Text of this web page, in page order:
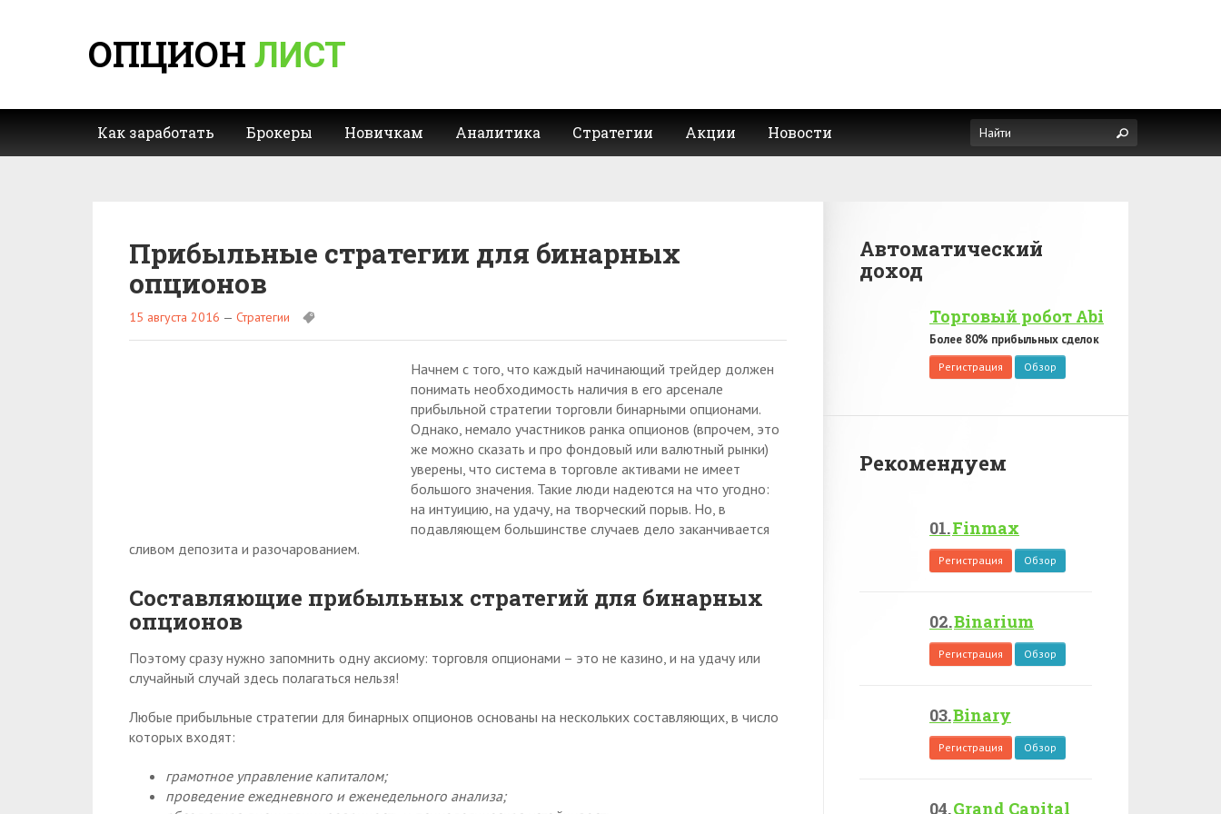
ОПЦИОН ЛИСТ
Как заработать Брокеры Новичкам Аналитика Стратегии Акции Новости
Прибыльные стратегии для бинарных
опционов
15 августа 2016 — Стратегии
Начнем с того, что каждый начинающий трейдер должен
понимать необходимость наличия в его арсенале
прибыльной стратегии торговли бинарными опционами.
Однако, немало участников ранка опционов (впрочем, это
же можно сказать и про фондовый или валютный рынки)
уверены, что система в торговле активами не имеет
большого значения. Такие люди надеются на что угодно:
на интуицию, на удачу, на творческий порыв. Но, в
подавляющем большинстве случаев дело заканчивается
сливом депозита и разочарованием.
Составляющие прибыльных стратегий для бинарных
опционов
Поэтому сразу нужно запомнить одну аксиому: торговля опционами – это не казино, и на удачу или
случайный случай здесь полагаться нельзя!
Любые прибыльные стратегии для бинарных опционов основаны на нескольких составляющих, в число
которых входят:
грамотное управление капиталом;
проведение ежедневного и еженедельного анализа;
Автоматический
доход
Торговый робот Abi
Более 80% прибыльных сделок
Регистрация Обзор
Рекомендуем
Finmax
Регистрация Обзор
Binarium
Регистрация Обзор
Binary
Регистрация Обзор
Grand Capital